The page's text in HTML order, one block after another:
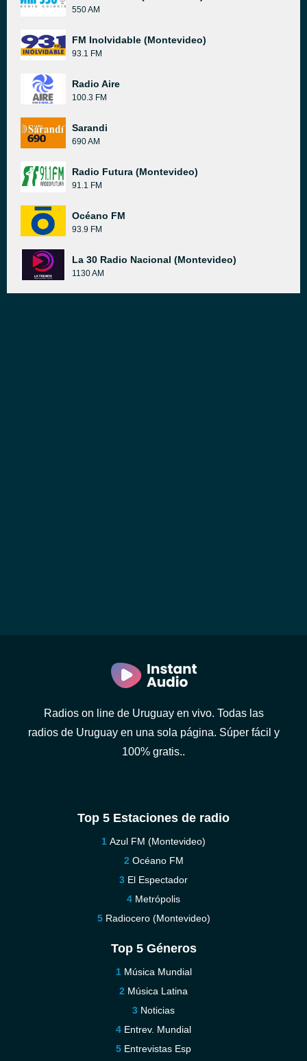
550 AM
FM Inolvidable (Montevideo)
93.1 FM
Radio Aire
100.3 FM
Sarandi
690 AM
Radio Futura (Montevideo)
91.1 FM
Océano FM
93.9 FM
La 30 Radio Nacional (Montevideo)
1130 AM
Radios on line de Uruguay en vivo. Todas las
radios de Uruguay en una sola página. Súper fácil y
100% gratis..
Top 5 Estaciones de radio
Azul FM (Montevideo)
Océano FM
El Espectador
Metrópolis
Radiocero (Montevideo)
Top 5 Géneros
Música Mundial
Música Latina
Noticias
Entrev. Mundial
Entrevistas Esp